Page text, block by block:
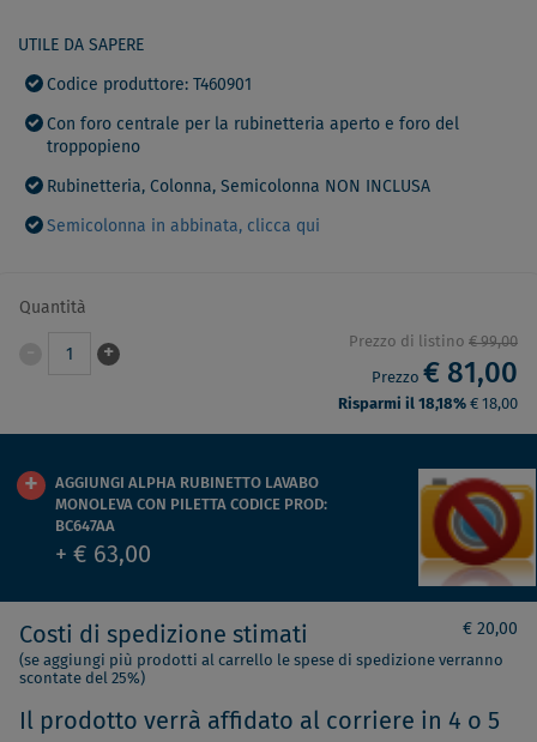
UTILE DA SAPERE
Codice produttore: T460901
Con foro centrale per la rubinetteria aperto e foro del
troppopieno
Rubinetteria, Colonna, Semicolonna NON INCLUSA
Semicolonna in abbinata, clicca qui
Quantità
1 +
Prezzo di listino € 99,00
Prezzo € 81,00
Risparmi il 18,18% € 18,00
AGGIUNGI ALPHA RUBINETTO LAVABO
MONOLEVA CON PILETTA CODICE PROD:
BC647AA
+ € 63,00
Costi di spedizione stimati € 20,00
(se aggiungi più prodotti al carrello le spese di spedizione verranno
scontate del 25%)
Il prodotto verrà affidato al corriere in 4 o 5